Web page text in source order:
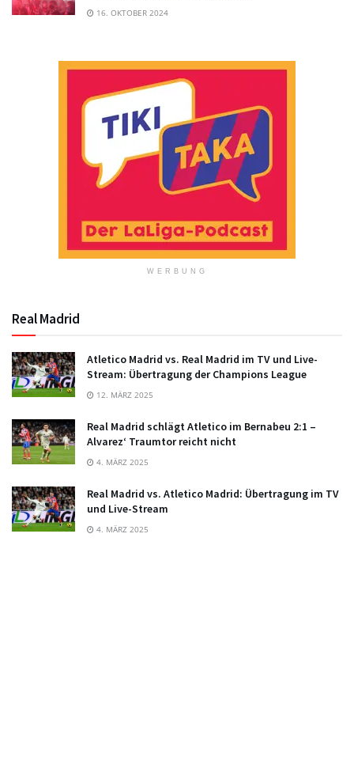
16. OKTOBER 2024
WERBUNG
Real Madrid
Atletico Madrid vs. Real Madrid im TV und Live-
Stream: Übertragung der Champions League
12. MÄRZ 2025
Real Madrid schlägt Atletico im Bernabeu 2:1 –
Alvarez‘ Traumtor reicht nicht
4. MÄRZ 2025
Real Madrid vs. Atletico Madrid: Übertragung im TV
und Live-Stream
4. MÄRZ 2025